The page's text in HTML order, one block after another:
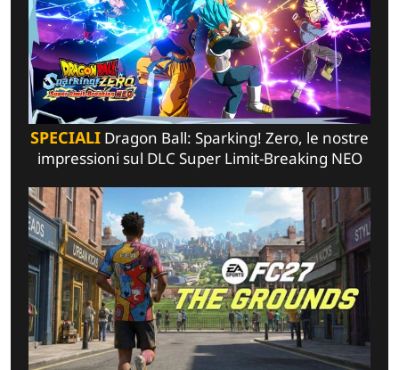
SPECIALI Dragon Ball: Sparking! Zero, le nostre
impressioni sul DLC Super Limit-Breaking NEO